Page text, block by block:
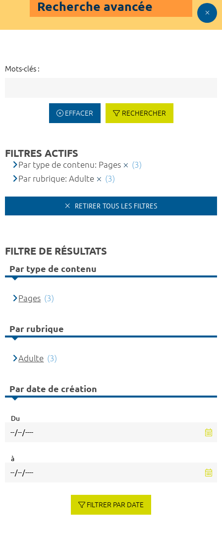
Recherche avancée
Mots-clés :
EFFACER RECHERCHER
FILTRES ACTIFS
Par type de contenu: Pages
(3)
Par rubrique: Adulte
(3)
RETIRER TOUS LES FILTRES
FILTRE DE RÉSULTATS
Par type de contenu
Pages (3)
Par rubrique
Adulte (3)
Par date de création
Du
à
FILTRER PAR DATE